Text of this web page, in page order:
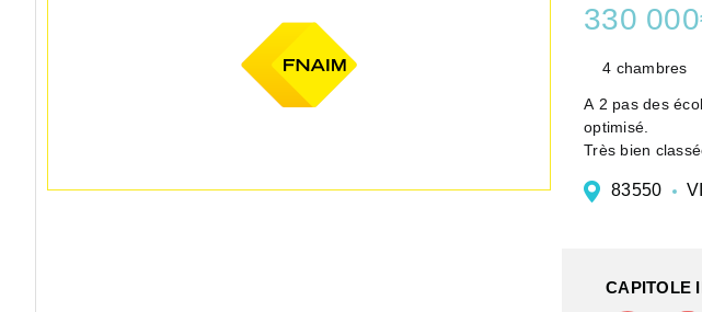
330
4 chambres
A 2 pas des
optimisé.
Très bien
83550
CAPITOLE